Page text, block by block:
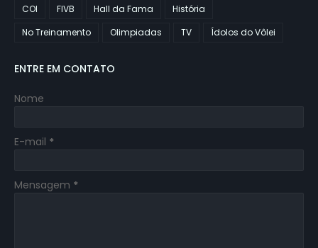
COI
FIVB Hall da Fama
História
No Treinamento
Olimpiadas TV Ídolos do Vôlei
ENTRE EM CONTATO
Nome
E-mail *
Mensagem *